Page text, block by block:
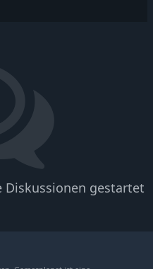
Diskussionen gestartet